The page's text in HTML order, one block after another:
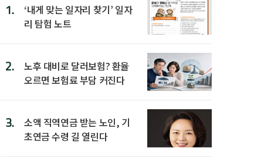
1.
‘내게 맞는 일자리 찾기’ 일자
리 탐험 노트
2.
노후 대비로 달러보험? 환율
오르면 보험료 부담 커진다
3.
소액 직역연금 받는 노인, 기
초연금 수령 길 열린다